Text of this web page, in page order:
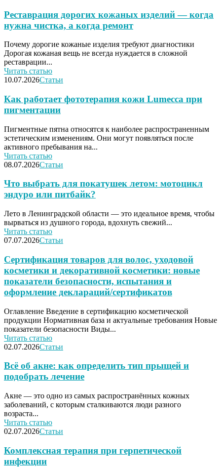
Реставрация дорогих кожаных изделий — когда
нужна чистка, а когда ремонт
Почему дорогие кожаные изделия требуют диагностики
Дорогая кожаная вещь не всегда нуждается в сложной
реставрации...
Читать статью
10.07.2026Статьи
Как работает фототерапия кожи Lumecca при
пигментации
Пигментные пятна относятся к наиболее распространенным
эстетическим изменениям. Они могут появляться после
активного пребывания на...
Читать статью
08.07.2026Статьи
Что выбрать для покатушек летом: мотоцикл
эндуро или питбайк?
Лето в Ленинградской области — это идеальное время, чтобы
вырваться из душного города, вдохнуть свежий...
Читать статью
07.07.2026Статьи
Сертификация товаров для волос, уходовой
косметики и декоративной косметики: новые
показатели безопасности, испытания и
оформление деклараций/сертификатов
Оглавление Введение в сертификацию косметической
продукции Нормативная база и актуальные требования Новые
показатели безопасности Виды...
Читать статью
02.07.2026Статьи
Всё об акне: как определить тип прыщей и
подобрать лечение
Акне — это одно из самых распространённых кожных
заболеваний, с которым сталкиваются люди разного
возраста...
Читать статью
02.07.2026Статьи
Комплексная терапия при герпетической
инфекции